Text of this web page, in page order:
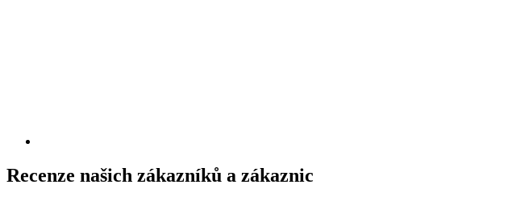
Recenze našich zákazníků a zákaznic